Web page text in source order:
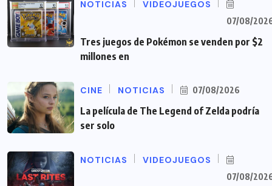
NOTICIAS VIDEOJUEGOS
07/08/
Tres juegos de Pokémon se venden por $2
millones en
CINE NOTICIAS 07/08/2026
La película de The Legend of Zelda podría
ser solo
NOTICIAS VIDEOJUEGOS
07/08/